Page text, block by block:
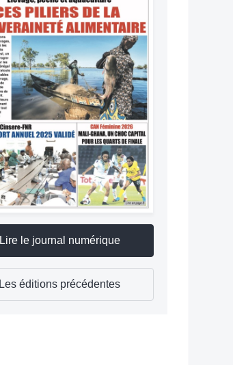
Lire le journal numérique
Les éditions précédentes